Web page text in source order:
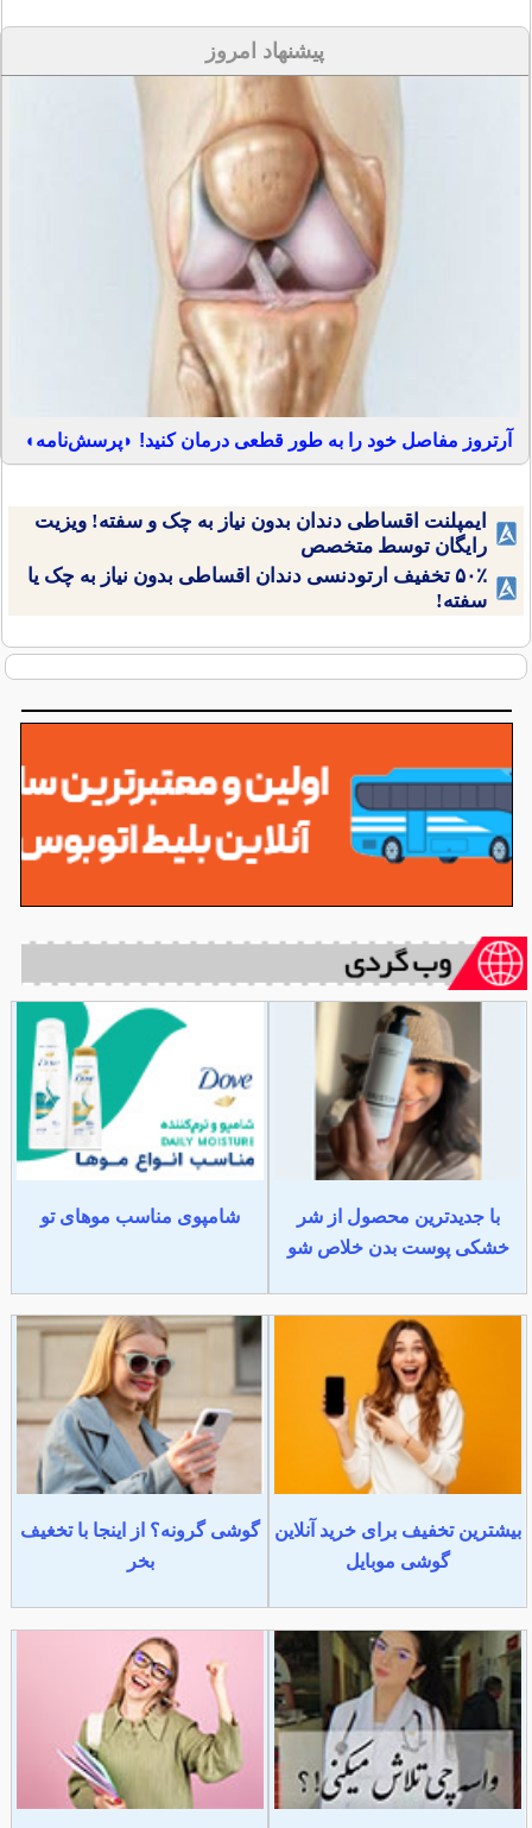
پیشنهاد امروز
آرتروز مفاصل خود را به طور قطعی درمان کنید! ◗پرسش‌نامه◖
ایمپلنت اقساطی دندان بدون نیاز به چک و سفته! ویزیت
رایگان توسط متخصص
۵۰٪ تخفیف ارتودنسی دندان اقساطی بدون نیاز به چک یا
سفته!
با جدیدترین محصول از شر
خشکی پوست بدن خلاص شو
شامپوی مناسب موهای تو
بیشترین تخفیف برای خرید آنلاین
گوشی موبایل
گوشی گرونه؟ از اینجا با تخغیف
بخر